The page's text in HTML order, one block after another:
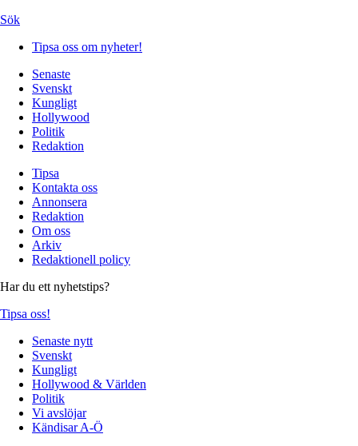
Sök
Tipsa oss om nyheter!
Senaste
Svenskt
Kungligt
Hollywood
Politik
Redaktion
Tipsa
Kontakta oss
Annonsera
Redaktion
Om oss
Arkiv
Redaktionell policy
Har du ett nyhetstips?
Tipsa oss!
Senaste nytt
Svenskt
Kungligt
Hollywood & Världen
Politik
Vi avslöjar
Kändisar A-Ö